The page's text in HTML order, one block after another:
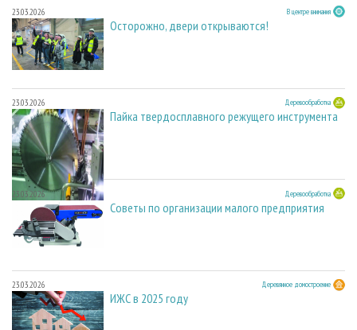
23.03.2026 В центре внимания
Осторожно, двери открываются!
23.03.2026 Деревообработка
Пайка твердосплавного режущего инструмента
23.03.2026 Деревообработка
Советы по организации малого предприятия
23.03.2026 Деревянное домостроение
ИЖС в 2025 году